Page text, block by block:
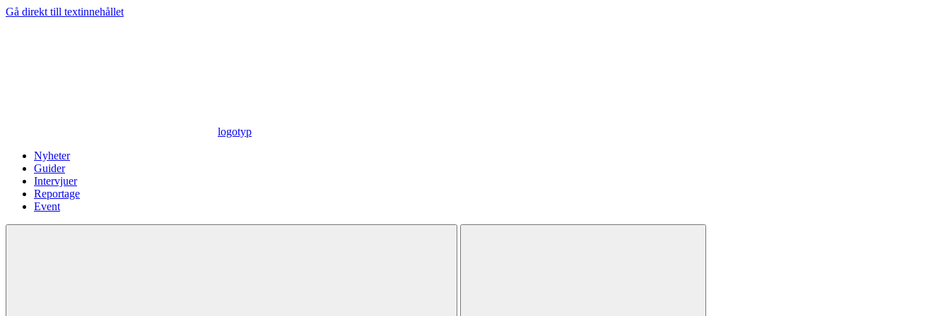
Gå direkt till textinnehållet
logotyp
Nyheter
Guider
Intervjuer
Reportage
Event